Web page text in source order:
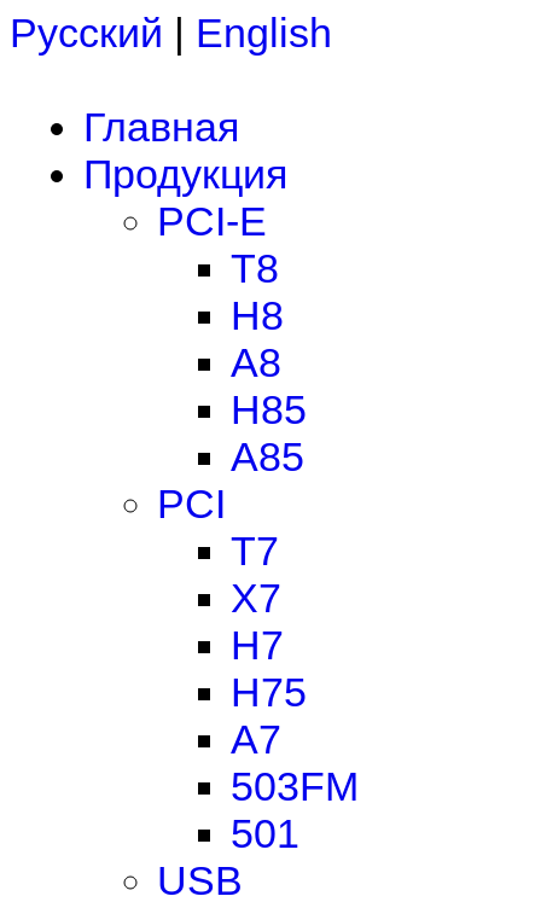
Русский | English
Главная
Продукция
PCI-E
T8
H8
A8
H85
A85
PCI
T7
X7
H7
H75
A7
503FM
501
USB